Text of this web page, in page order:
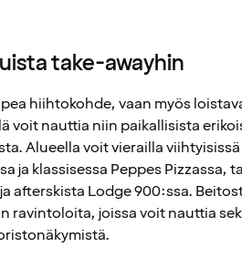
take-awayhin
hiihtokohde, vaan myös
voit nauttia niin paikallisista
Alueella voit vierailla viihtyisissä
ja klassisessa Peppes Pizzassa,
afterskista Lodge 900:ssa.
ravintoloita, joissa voit nauttia